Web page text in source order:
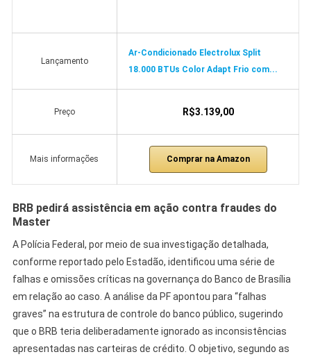
Lançamento
Ar-Condicionado Electrolux Split
18.000 BTUs Color Adapt Frio com...
Preço R$3.139,00
Mais informações Comprar na Amazon
BRB pedirá assistência em ação contra fraudes do
Master
A Polícia Federal, por meio de sua investigação detalhada,
conforme reportado pelo Estadão, identificou uma série de
falhas e omissões críticas na governança do Banco de Brasília
em relação ao caso. A análise da PF apontou para “falhas
graves” na estrutura de controle do banco público, sugerindo
que o BRB teria deliberadamente ignorado as inconsistências
apresentadas nas carteiras de crédito. O objetivo, segundo as